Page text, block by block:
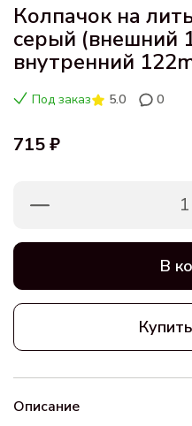
Колпачок на
серый (внешний
внутренний
Под заказ 5.0 0
715 ₽
1
В
Описание